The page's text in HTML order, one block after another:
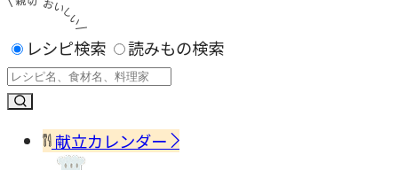
レシピ検索 読みもの検索
献立カレンダー